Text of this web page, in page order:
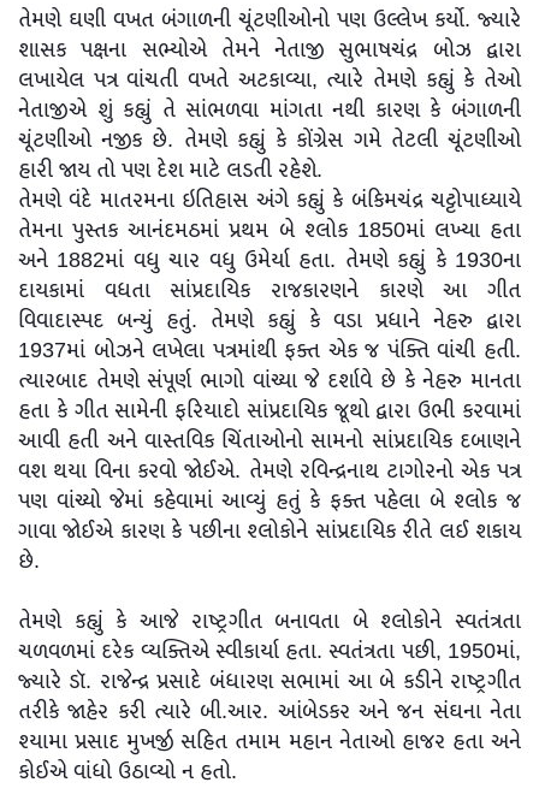
તેમણે ઘણી વખત બંગાળની ચૂંટણીઓનો પણ ઉલ્લેખ કર્યો. જ્યારે
શાસક પક્ષના સભ્યોએ તેમને નેતાજી સુભાષચંદ્ર બોઝ દ્વારા
લખાયેલ પત્ર વાંચતી વખતે અટકાવ્યા, ત્યારે તેમણે કહ્યું કે તેઓ
નેતાજીએ શું કહ્યું તે સાંભળવા માંગતા નથી કારણ કે બંગાળની
ચૂંટણીઓ નજીક છે. તેમણે કહ્યું કે કોંગ્રેસ ગમે તેટલી ચૂંટણીઓ
હારી જાય તો પણ દેશ માટે લડતી રહેશે.
તેમણે વંદે માતરમના ઇતિહાસ અંગે કહ્યું કે બંકિમચંદ્ર ચટ્ટોપાધ્યાયે
તેમના પુસ્તક આનંદમઠમાં પ્રથમ બે શ્લોક 1850માં લખ્યા હતા
અને 1882માં વધુ ચાર વધુ ઉમેર્યા હતા. તેમણે કહ્યું કે 1930ના
દાયકામાં વધતા સાંપ્રદાયિક રાજકારણને કારણે આ ગીત
વિવાદાસ્પદ બન્યું હતું. તેમણે કહ્યું કે વડા પ્રધાને નેહરુ દ્વારા
1937માં બોઝને લખેલા પત્રમાંથી ફક્ત એક જ પંક્તિ વાંચી હતી.
ત્યારબાદ તેમણે સંપૂર્ણ ભાગો વાંચ્યા જે દર્શાવે છે કે નેહરુ માનતા
હતા કે ગીત સામેની ફરિયાદો સાંપ્રદાયિક જૂથો દ્વારા ઉભી કરવામાં
આવી હતી અને વાસ્તવિક ચિંતાઓનો સામનો સાંપ્રદાયિક દબાણને
વશ થયા વિના કરવો જોઈએ. તેમણે રવિન્દ્રનાથ ટાગોરનો એક પત્ર
પણ વાંચ્યો જેમાં કહેવામાં આવ્યું હતું કે ફક્ત પહેલા બે શ્લોક જ
ગાવા જોઈએ કારણ કે પછીના શ્લોકોને સાંપ્રદાયિક રીતે લઈ શકાય
છે.
તેમણે કહ્યું કે આજે રાષ્ટ્રગીત બનાવતા બે શ્લોકોને સ્વતંત્રતા
ચળવળમાં દરેક વ્યક્તિએ સ્વીકાર્યા હતા. સ્વતંત્રતા પછી, 1950માં,
જ્યારે ડૉ. રાજેન્દ્ર પ્રસાદે બંધારણ સભામાં આ બે કડીને રાષ્ટ્રગીત
તરીકે જાહેર કરી ત્યારે બી.આર. આંબેડકર અને જન સંઘના નેતા
શ્યામા પ્રસાદ મુખર્જી સહિત તમામ મહાન નેતાઓ હાજર હતા અને
કોઈએ વાંધો ઉઠાવ્યો ન હતો.